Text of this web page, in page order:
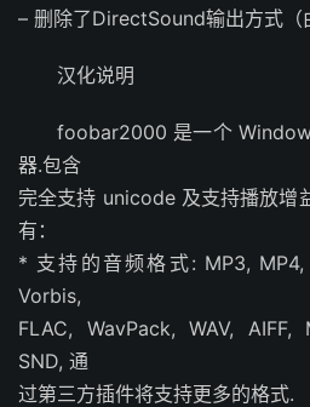
– 删除了DirectSound输出方式（
汉化说明
foobar2000 是一个
器.包含
完全支持 unicode 及支持播放增
有：
* 支持的音频格式: MP3, MP4,
Vorbis,
FLAC, WavPack, WAV, AIFF,
SND, 通
过第三方插件将支持更多的格式.